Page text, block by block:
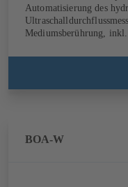
Automatisierung des
Mediumsberührung,
Grundregelfunktionen
inkl. integrierter
BOA-W